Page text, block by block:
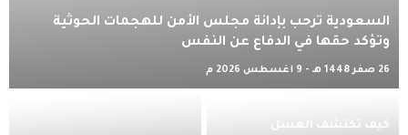
السعودية ترحب بإدانة مجلس الأمن للهجمات الحوثية
وتؤكد حقها في الدفاع عن النفس
26 صفر 1448 هـ - 9 أغسطس 2026 م
كيف تكتشف العسل